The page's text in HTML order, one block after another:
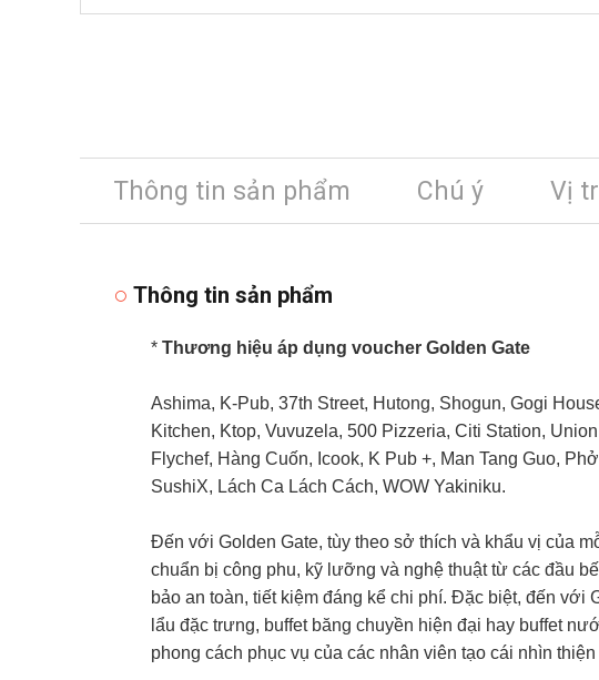
Thông tin sản phẩm Chú ý Vị
Thông tin sản phẩm
*Thương hiệu áp dụng voucher Golden Gate
Ashima, K-Pub, 37th Street, Hutong, Shogun, Gogi
Kitchen, Ktop, Vuvuzela, 500 Pizzeria, Citi Station,
Flychef, Hàng Cuốn, Icook, K Pub +, Man Tang Guo,
SushiX, Lách Ca Lách Cách, WOW Yakiniku.
Đến với Golden Gate, tùy theo sở thích và khẩu vị của
chuẩn bị công phu, kỹ lưỡng và nghệ thuật từ các đầu
bảo an toàn, tiết kiệm đáng kể chi phí. Đặc biệt, đến
lẩu đặc trưng, buffet băng chuyền hiện đại hay buffet
phong cách phục vụ của các nhân viên tạo cái nhìn